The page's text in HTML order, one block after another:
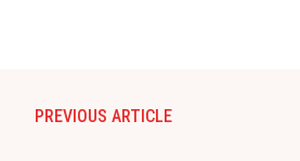
PREVIOUS ARTICLE